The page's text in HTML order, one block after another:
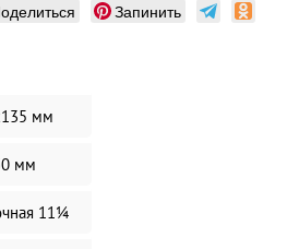
Запинить
мм
мм
11¼